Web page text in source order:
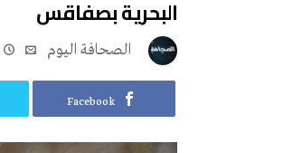
البحرية بصفاقس
Facebook